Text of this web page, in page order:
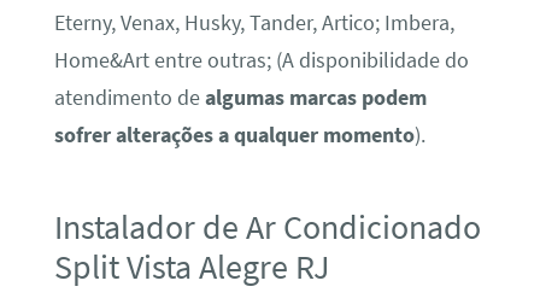
Eterny, Venax, Husky, Tander, Artico; Imbera,
Home&Art entre outras; (A disponibilidade do
atendimento dealgumas marcas podem
sofrer alterações a qualquer momento).
Instalador de Ar Condicionado
Split Vista Alegre RJ